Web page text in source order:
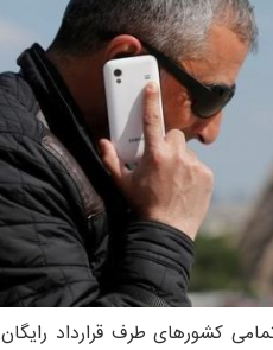
کشورهای طرف قرارداد رایگان